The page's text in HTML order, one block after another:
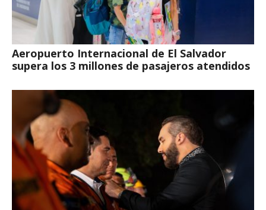
Aeropuerto Internacional de El Salvador
supera los 3 millones de pasajeros atendidos